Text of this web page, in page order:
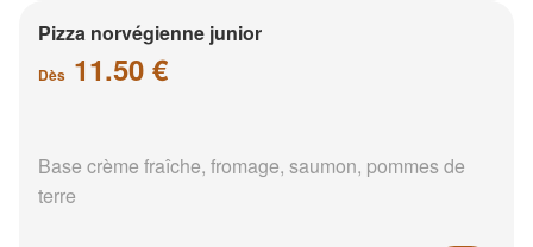
Pizza norvégienne junior
Dès 11.50 €
Base crème fraîche, fromage, saumon, pommes de
terre